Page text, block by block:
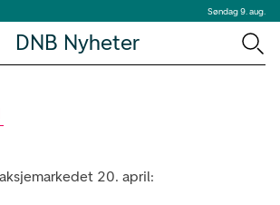
Søndag 9. aug.
DNB Nyheter
20. april: